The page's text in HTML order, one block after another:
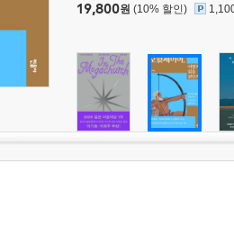
19,800원 (10% 할인)